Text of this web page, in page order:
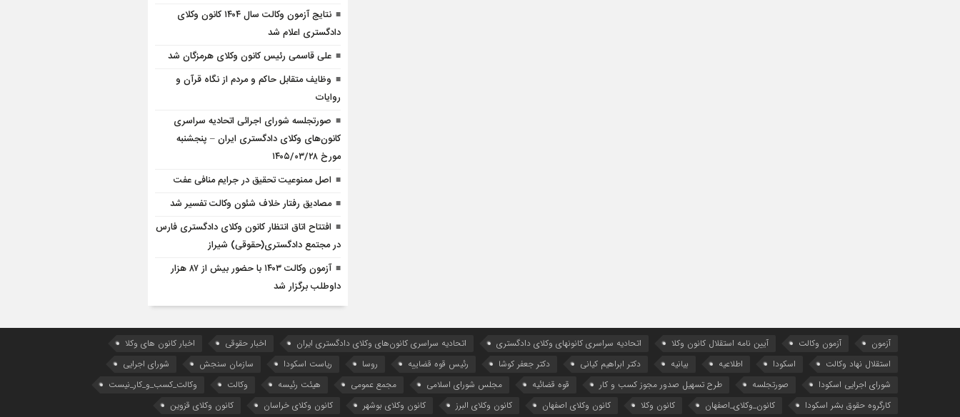
نتایج آزمون وکالت سال ۱۴۰۴ کانون وکلای
دادگستری اعلام شد
علی قاسمی رئیس کانون وکلای هرمزگان شد
وظایف متقابل حاکم و مردم از نگاه قرآن و
روایات
صورتجلسه شورای اجرائی اتحادیه سراسری
کانون‌های وکلای دادگستری ایران – پنجشنبه
مورخ ۱۴۰۵/۰۳/۲۸
اصل ممنوعیت تحقیق در جرایم منافی عفت
مصادیق رفتار خلاف شئون وکالت تفسیر شد
افتتاح اتاق انتظار کانون وکلای دادگستری فارس
در مجتمع دادگستری(حقوقی) شیراز
آزمون وکالت ۱۴۰۳ با حضور بیش از ۸۷ هزار
داوطلب برگزار شد
آزمون آزمون وکالت آیین ‌نامه استقلال کانون وکلا اتحادیه سراسری کانونهای وکلای دادگستری اتحادیه سراسری کانون‌های وکلای دادگستری ایران اخبار حقوقی
اخبار کانون های وکلا
استقلال نهاد وکالت
اسکودا اطلاعیه بیانیه دکتر ابراهیم کیانی دکتر جعفر کوشا رئیس قوه قضاییه روسا ریاست اسکودا سازمان سنجش
شورای اجرایی
شورای اجرایی اسکودا
صورتجلسه طرح تسهیل صدور مجوز کسب و کار قوه قضائیه مجلس شورای اسلامی مجمع عمومی هیئت رئیسه وکالت
وکالت_کسب_و_کار_نیست
کارگروه حقوق بشر اسکودا
کانون_وکلای_اصفهان کانون وکلا کانون وکلای اصفهان کانون وکلای البرز کانون وکلای بوشهر کانون وکلای خراسان کانون وکلای قزوین